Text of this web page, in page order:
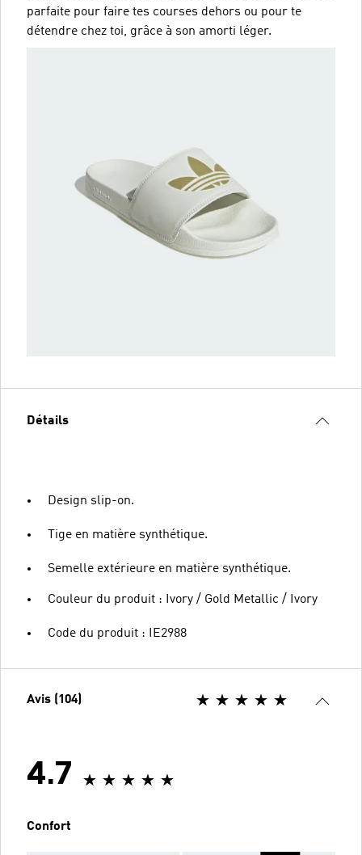
parfaite pour faire tes courses dehors ou pour te
détendre chez toi, grâce à son amorti léger.
Détails
Design slip-on.
Tige en matière synthétique.
Semelle extérieure en matière synthétique.
Couleur du produit : Ivory / Gold Metallic / Ivory
Code du produit : IE2988
Avis (104)
4.7
Confort